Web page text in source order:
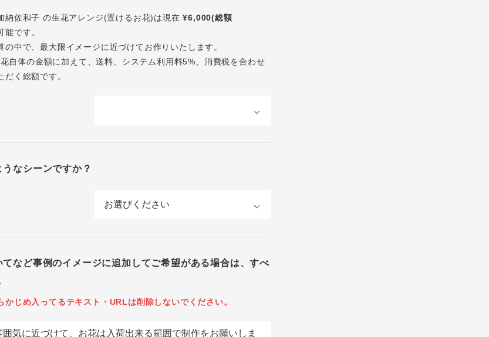
納佐和子 の生花アレンジ(置けるお花)は現在¥6,000(総額
能です。
の中で、最大限イメージに近づけてお作りいたします。
自体の金額に加えて、送料、システム利用料5%、消費税を合わせ
だく総額です。
なシーンですか？
てなど事例のイメージに追加してご希望がある場合は、すべ
じめ入ってるテキスト・URLは削除しないでください。